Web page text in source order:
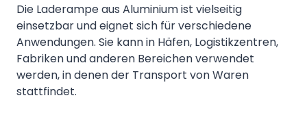
Die Laderampe aus Aluminium ist vielseitig
einsetzbar und eignet sich für verschiedene
Anwendungen. Sie kann in Häfen, Logistikzentren,
Fabriken und anderen Bereichen verwendet
werden, in denen der Transport von Waren
stattfindet.